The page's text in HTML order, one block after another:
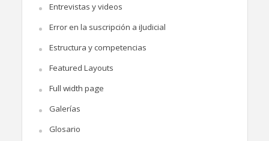
Entrevistas y videos
Error en la suscripción a iJudicial
Estructura y competencias
Featured Layouts
Full width page
Galerías
Glosario